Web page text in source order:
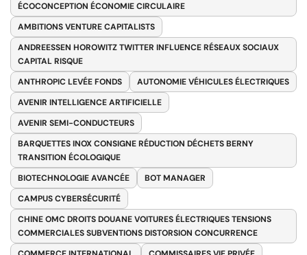
ÉCOCONCEPTION ÉCONOMIE CIRCULAIRE
AMBITIONS VENTURE CAPITALISTS
ANDREESSEN HOROWITZ TWITTER INFLUENCE RÉSEAUX SOCIAUX
CAPITAL RISQUE
ANTHROPIC LEVÉE FONDS
AUTONOMIE VÉHICULES ÉLECTRIQUES
AVENIR INTELLIGENCE ARTIFICIELLE
AVENIR SEMI-CONDUCTEURS
BARQUETTES INOX CONSIGNE RÉDUCTION DÉCHETS BERNY
TRANSITION ÉCOLOGIQUE
BIOTECHNOLOGIE AVANCÉE
BOT MANAGER
CAMPUS CYBERSÉCURITÉ
CHINE OMC DROITS DOUANE VOITURES ÉLECTRIQUES TENSIONS
COMMERCIALES SUBVENTIONS DISTORSION CONCURRENCE